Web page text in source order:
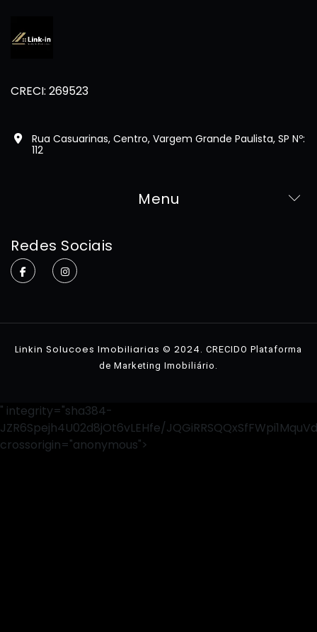
CRECI: 269523
Rua Casuarinas, Centro, Vargem Grande Paulista, SP Nº:
112
Menu
Redes Sociais
Linkin Solucoes Imobiliarias © 2024. CRECIDO Plataforma
de Marketing Imobiliário .
" integrity="sha384-
JZR6Spejh4U02d8jOt6vLEHfe/
crossorigin="anonymous">